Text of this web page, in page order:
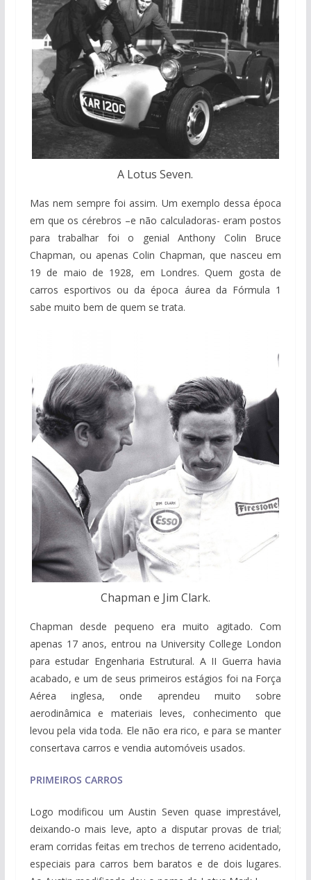
A Lotus Seven.
Mas nem sempre foi assim. Um exemplo dessa época
em que os cérebros –e não calculadoras- eram postos
para trabalhar foi o genial Anthony Colin Bruce
Chapman, ou apenas Colin Chapman, que nasceu em
19 de maio de 1928, em Londres. Quem gosta de
carros esportivos ou da época áurea da Fórmula 1
sabe muito bem de quem se trata.
Chapman e Jim Clark.
Chapman desde pequeno era muito agitado. Com
apenas 17 anos, entrou na University College London
para estudar Engenharia Estrutural. A II Guerra havia
acabado, e um de seus primeiros estágios foi na Força
Aérea inglesa, onde aprendeu muito sobre
aerodinâmica e materiais leves, conhecimento que
levou pela vida toda. Ele não era rico, e para se manter
consertava carros e vendia automóveis usados.
PRIMEIROS CARROS
Logo modificou um Austin Seven quase imprestável,
deixando-o mais leve, apto a disputar provas de trial;
eram corridas feitas em trechos de terreno acidentado,
especiais para carros bem baratos e de dois lugares.